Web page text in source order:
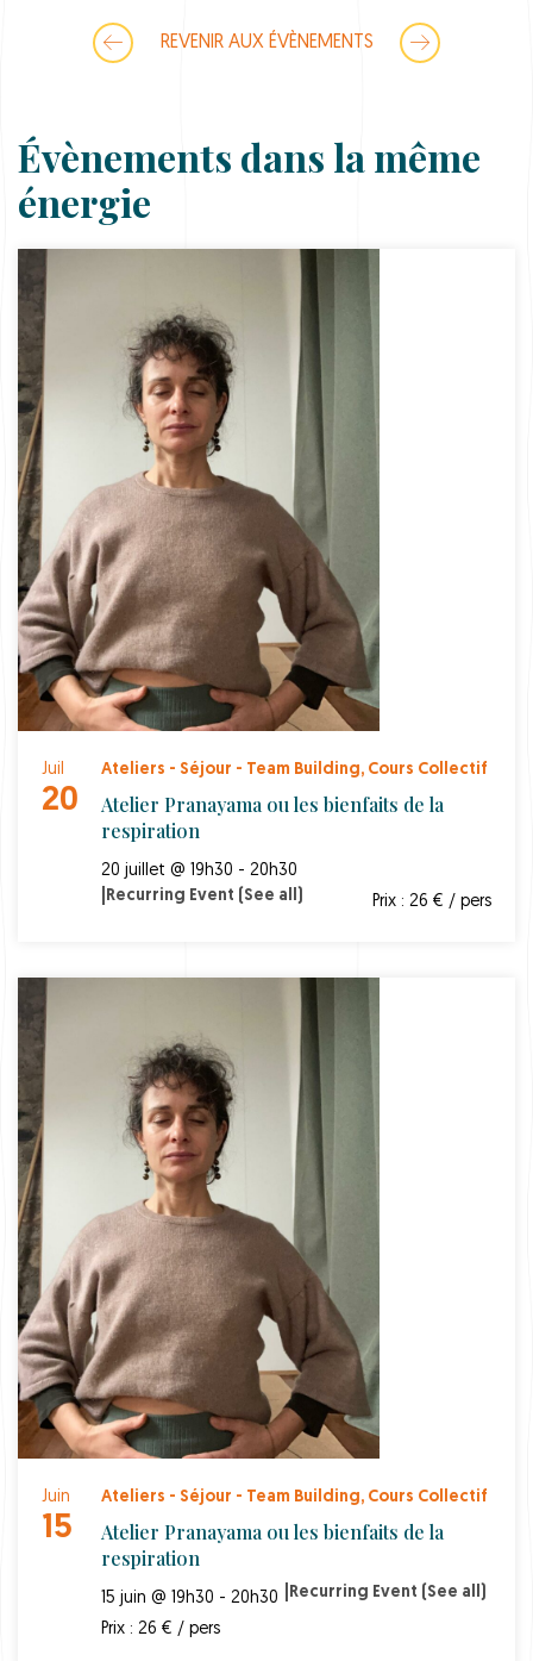
REVENIR AUX ÉVÈNEMENTS
Évènements dans la même
énergie
Juil
20
Ateliers - Séjour - Team Building, Cours Collectif
Atelier Pranayama ou les bienfaits de la
respiration
20 juillet @ 19h30 - 20h30
Recurring Event (See all) Prix : 26 € / pers
Juin
15
Ateliers - Séjour - Team Building, Cours Collectif
Atelier Pranayama ou les bienfaits de la
respiration
15 juin @ 19h30 - 20h30 Recurring Event (See all)
Prix : 26 € / pers